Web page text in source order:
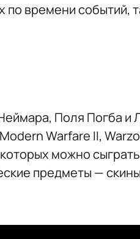
по времени событий,
Поля Погба и
Warfare II,
можно
предметы —